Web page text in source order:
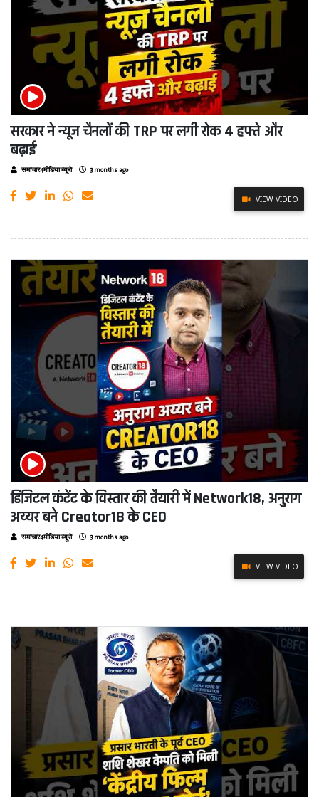
सरकार ने न्यूज चैनलों की TRP पर लगी रोक 4 हफ्ते और
बढ़ाई
समाचार4मीडिया ब्यूरो 3 months ago
VIEW VIDEO
डिजिटल कंटेंट के विस्तार की तैयारी में Network18, अनुराग
अय्यर बने Creator18 के CEO
समाचार4मीडिया ब्यूरो 3 months ago
VIEW VIDEO